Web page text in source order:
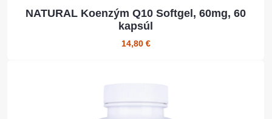
NATURAL Koenzým Q10 Softgel, 60mg, 60
kapsúl
14,80 €